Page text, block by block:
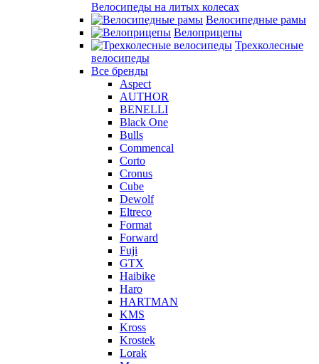
Велосипеды на литых колесах
Велосипедные рамы
Велоприцепы
Трехколесные
велосипеды
Все бренды
Aspect
AUTHOR
BENELLI
Black One
Bulls
Commencal
Corto
Cronus
Cube
Dewolf
Eltreco
Format
Forward
Fuji
GTX
Haibike
Haro
HARTMAN
KMS
Kross
Krostek
Lorak